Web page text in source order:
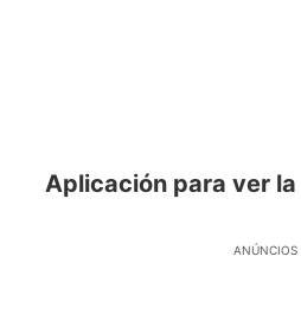
Aplicación para ver
ANÚNCIOS